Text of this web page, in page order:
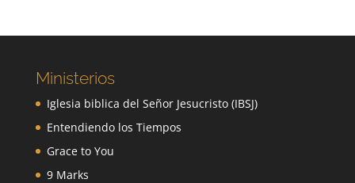
Ministerios
Iglesia biblica del Señor Jesucristo (IBSJ)
Entendiendo los Tiempos
Grace to You
9 Marks